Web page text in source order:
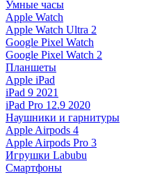
Умные часы
Apple Watch
Apple Watch Ultra 2
Google Pixel Watch
Google Pixel Watch 2
Планшеты
Apple iPad
iPad 9 2021
iPad Pro 12.9 2020
Наушники и гарнитуры
Apple Airpods 4
Apple Airpods Pro 3
Игрушки Labubu
Смартфоны